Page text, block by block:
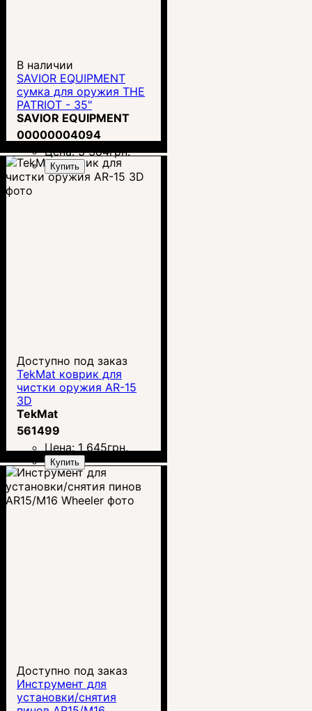
В наличии
SAVIOR EQUIPMENT
сумка для оружия THE
PATRIOT - 35"
SAVIOR EQUIPMENT
00000004094
Цена:3 384грн.
Купить
Доступно под заказ
TekMat коврик для
чистки оружия AR-15
3D
TekMat
561499
Цена: 1 645грн.
Купить
Доступно под заказ
Инструмент для
установки/снятия